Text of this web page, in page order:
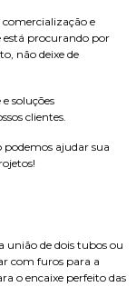
e
está procurando por
não deixe de
soluções
clientes.
ajudar sua
união de dois tubos ou
com furos para a
o encaixe perfeito das